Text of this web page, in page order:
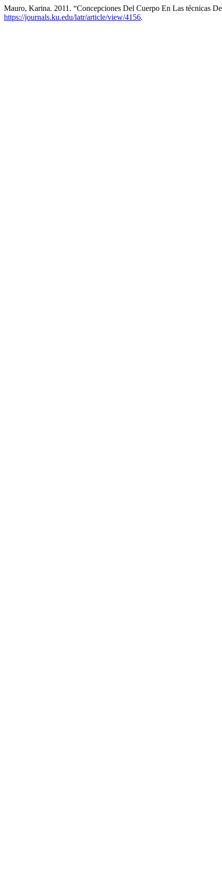
Mauro, Karina. 2011. “Concepciones Del Cuerpo En Las técnicas
https://journals.ku.edu/latr/article/view/4156.